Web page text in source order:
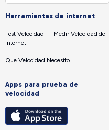
Herramientas de internet
Test Velocidad — Medir Velocidad de
Internet
Que Velocidad Necesito
Apps para prueba de
velocidad